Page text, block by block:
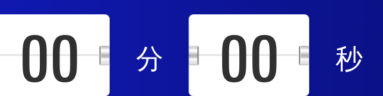
00 分 00 秒